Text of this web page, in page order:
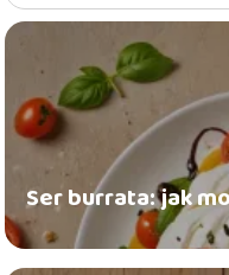
Ser burrata: jak